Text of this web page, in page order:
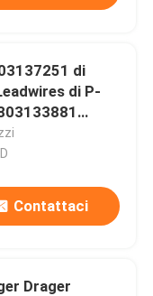
di
di P-
di IEC di 5
Contattaci
Drager